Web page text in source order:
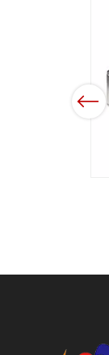
Previous